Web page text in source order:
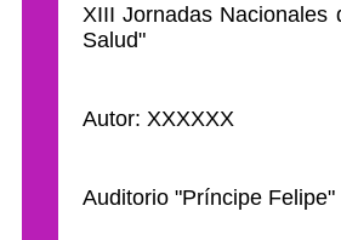
XIII Jornadas
Salud"
Autor: XXXXXX
Auditorio "Príncipe Felipe"